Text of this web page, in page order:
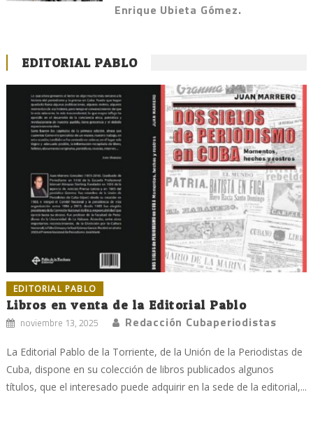
Enrique Ubieta Gómez.
EDITORIAL PABLO
EDITORIAL PABLO
Libros en venta de la Editorial Pablo
noviembre 13, 2025 Redacción Cubaperiodistas
La Editorial Pablo de la Torriente, de la Unión de la Periodistas de
Cuba, dispone en su colección de libros publicados algunos
títulos, que el interesado puede adquirir en la sede de la editorial,...